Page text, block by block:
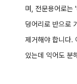
며, 전문용어로는
덩어리로 반으로
제거해야 합니다.
있는데 익어도 분